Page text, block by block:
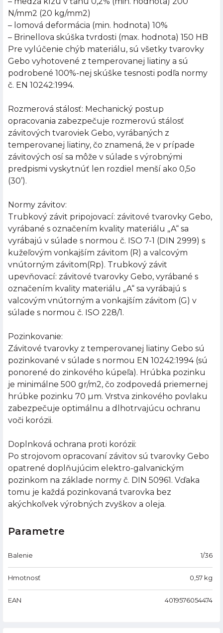
N/mm2 (20 kg/mm2)
– lomová deformácia (min. hodnota) 10%
– Brinellova skúška tvrdosti (max. hodnota) 150 HB
Pre vylúčenie chýb materiálu, sú všetky tvarovky
Gebo vyhotovené z temperovanej liatiny a sú
podrobené 100%-nej skúške tesnosti podľa normy
č. EN 10242:1994.
Rozmerová stálosť: Mechanický postup
opracovania zabezpečuje rozmerovú stálosť
závitových tvaroviek Gebo, vyrábaných z
temperovanej liatiny, čo znamená, že v prípade
závitových osí sa môže v súlade s výrobnými
predpismi vyskytnúť len rozdiel menší ako 0,5o
(30’).
Normy závitov:
Trubkový závit pripojovací: závitové tvarovky Gebo,
vyrábané s označením kvality materiálu „A“ sa
vyrábajú v súlade s normou č. ISO 7-1 (DIN 2999) s
kužeľovým vonkajším závitom (R) a valcovým
vnútorným závitom(Rp). Trubkový závit
upevňovací: závitové tvarovky Gebo, vyrábané s
označením kvality materiálu „A“ sa vyrábajú s
valcovým vnútorným a vonkajším závitom (G) v
súlade s normou č. ISO 228/1.
Pozinkovanie:
Závitové tvarovky z temperovanej liatiny Gebo sú
pozinkované v súlade s normou EN 10242:1994 (sú
ponorené do zinkového kúpeľa). Hrúbka pozinku
je minimálne 500 gr/m2, čo zodpovedá priemernej
hrúbke pozinku 70 µm. Vrstva zinkového povlaku
zabezpečuje optimálnu a dlhotrvajúcu ochranu
voči korózii.
Doplnková ochrana proti korózii:
Po strojovom opracovaní závitov sú tvarovky Gebo
opatrené doplňujúcim elektro-galvanickým
pozinkom na základe normy č. DIN 50961. Vďaka
tomu je každá pozinkovaná tvarovka bez
akýchkoľvek výrobných zvyškov a oleja.
Parametre
Balenie 1/36
Hmotnosť 0,57 kg
EAN 4019576054474